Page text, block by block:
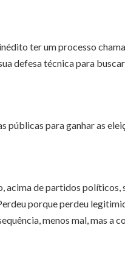
ter um processo
defesa técnica para
públicas para ganhar as
acima de partidos políticos,
porque perdeu
menos mal, mas a